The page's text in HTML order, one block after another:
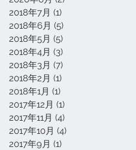
2018年7月 (1)
2018年6月 (5)
2018年5月 (5)
2018年4月 (3)
2018年3月 (7)
2018年2月 (1)
2018年1月 (1)
2017年12月 (1)
2017年11月 (4)
2017年10月 (4)
2017年9月 (1)